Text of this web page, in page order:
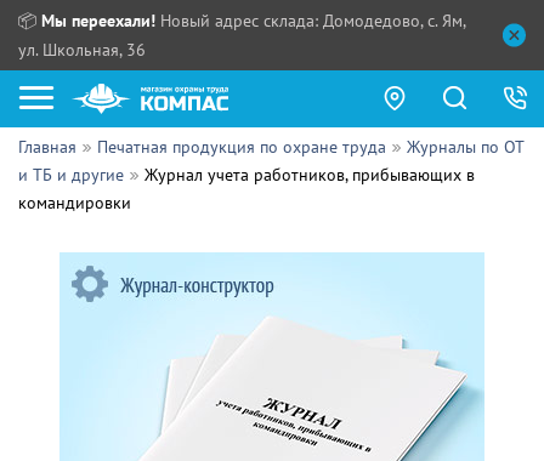
📦 Мы переехали! Новый адрес склада: Домодедово, с. Ям,
ул. Школьная, 36
Как купить?
Прайс-листы
Сотрудничество
ПН - ЧТ:
Выдача продукции:
Главная Печатная продукция по охране труда
Журналы по ОТ
и ТБ и другие
Журнал учета работников, прибывающих в
командировки